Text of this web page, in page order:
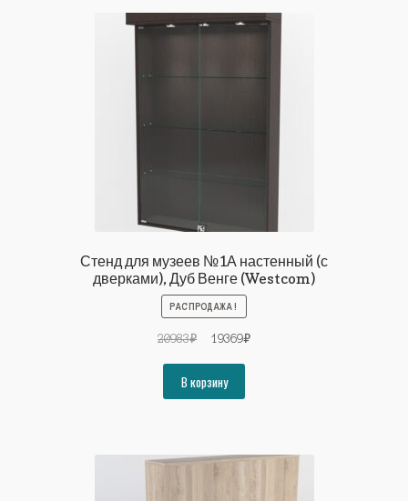
Стенд для музеев №1А настенный (с
дверками), Дуб Венге (Westcom)
РАСПРОДАЖА!
20983₽
Первоначальная
составляла
20983₽.
19369₽Текущая
В корзину